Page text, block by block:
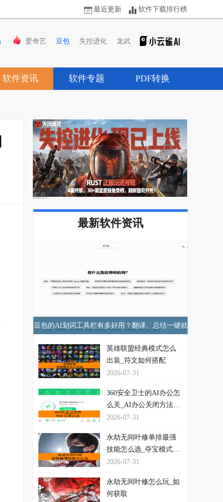
最近更新 软件下载排行榜
爱奇艺 豆包 失控进化 龙武
软件资讯 软件专题 PDF转换
最新软件资讯
豆包的AI划词工具栏有多好用？翻译、总结一键就
行！
英雄联盟经典模式怎么
出装_符文如何搭配
2026-07-31
360安全卫士的AI办公怎
么关_AI办公关闭方法介
绍
2026-07-31
永劫无间叶修单排最强
技能怎么选_夺宝模式玩
法思路介绍
2026-07-31
永劫无间叶修怎么玩_如
何获取